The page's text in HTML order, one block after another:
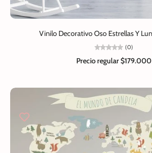
Vinilo Decorativo Oso Estrellas Y
(0)
Precio regular$179.000